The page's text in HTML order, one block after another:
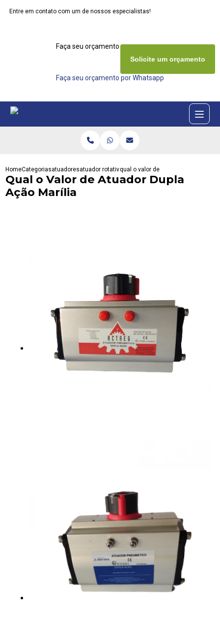
Entre em contato com um de nossos especialistas!
Faça seu orçamento agora mesmo
Faça seu orçamento por Whatsapp
Solicite um orçamento
HomeCategoriasatuadoresatuador rotativoqual o valor de atuador dupla acao
Qual o Valor de Atuador Dupla
Ação Marília